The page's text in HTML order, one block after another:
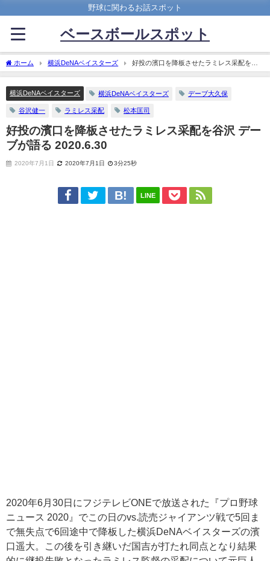
野球に関わるお話スポット
ベースボールスポット
ホーム 横浜DeNAベイスターズ
好投の濱口を降板させたラミレス采配を谷
沢 デーブが語る 2020.6.30
横浜DeNAベイスターズ 横浜DeNAベイスターズ デーブ大久保
谷沢健一 ラミレス采配 松本匡司
好投の濱口を降板させたラミレス采配を谷沢 デー
ブが語る 2020.6.30
2020年7月1日 2020年7月1日 3分25秒
LINE
2020年6 月 30日にフジテレビONEで放送された『プロ野球
ニュース 2020 』でこの日のvs. 読売ジャイアンツ戦で5回ま
で無失点で6回途中で降板した横浜DeNAベイスターズの濱
口遥大。この後を引き継いだ国吉が打たれ同点となり結果